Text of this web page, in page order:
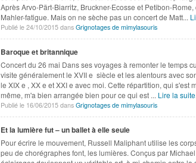
Après Arvo-Pärt-Biarritz, Bruckner-Ecosse et Petibon-
Mahler-fatigue. Mais on ne sèche pas un concert de Matt...
Publié le 24/10/2015 dans Grignotages de mimylasouris
Baroque et britannique
Concert du 26 mai Dans ses voyages à remonter le temps
visite généralement le XVII e siècle et les alentours avec
le XIX e , XX e et XXI e avec moi. Cette répartition, qui s'est
même, m'a bien arrangée bien pour ce qui est ... Lire la
Publié le 16/06/2015 dans Grignotages de mimylasouris
Et la lumière fut – un ballet à elle seule
Pour écrire le mouvement, Russell Maliphant utilise les
peu de chorégraphes font, les lumières. Conçus par